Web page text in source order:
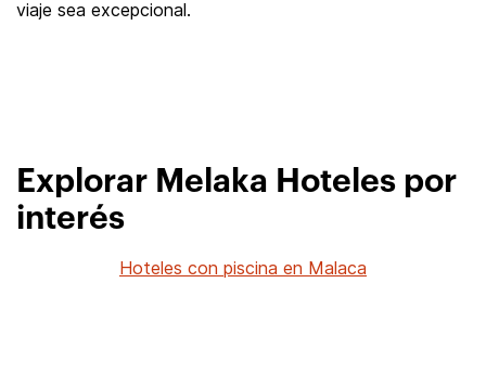
viaje sea excepcional.
Explorar Melaka Hoteles por
interés
Hoteles con piscina en Malaca